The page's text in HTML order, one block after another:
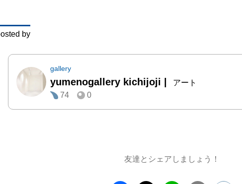
by
gallery
yumenogallery kichijoji |
アート
74
0
友達とシェアしましょう！